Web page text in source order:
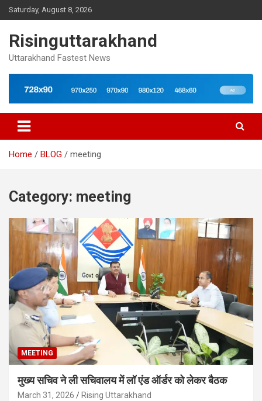
Skip
to
Saturday, August 8, 2026
Risinguttarakhand
Uttarakhand Fastest News
Home BLOG meeting
Category: meeting
MEETING
मुख्य सचिव ने ली सचिवालय में लॉ एंड ऑर्डर को लेकर बैठक
March 31, 2026 Rising Uttarakhand